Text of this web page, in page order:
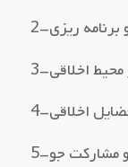
ریزي
محیط اخلاقی
اخلاقی
و مشارکت جو